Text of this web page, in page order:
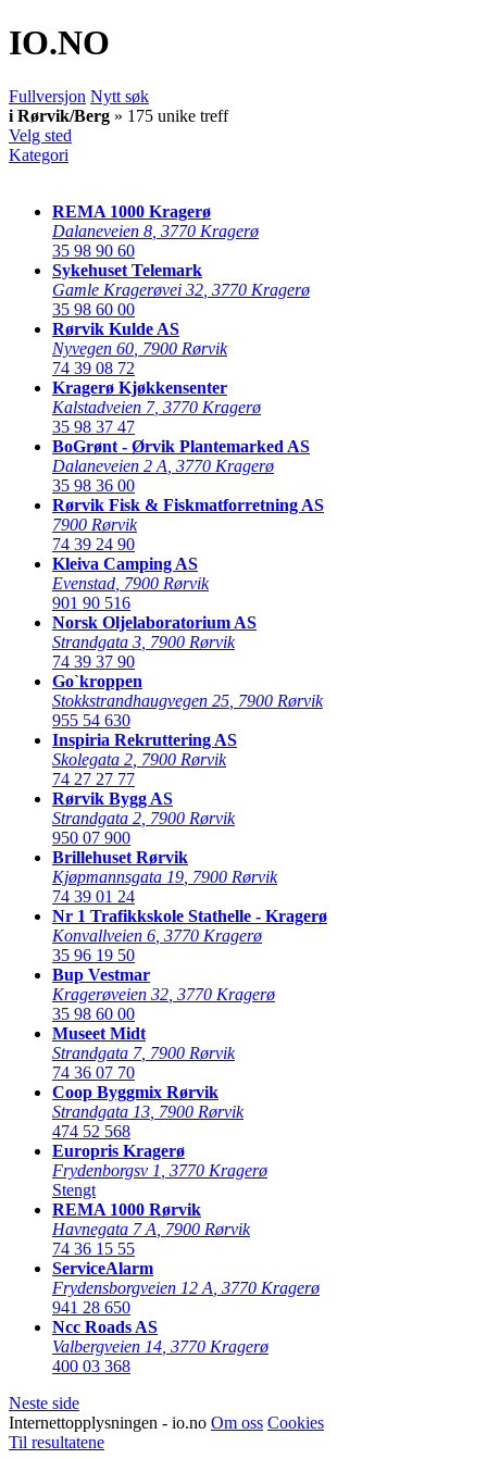
IO.NO
Fullversjon Nytt søk
i Rørvik/Berg » 175 unike treff
Velg sted
Kategori
REMA 1000 Kragerø
Dalaneveien 8 3770 Kragerø
35 98 90 60
Sykehuset Telemark
Gamle Kragerøvei 32 3770 Kragerø
35 98 60 00
Rørvik Kulde AS
Nyvegen 60 7900 Rørvik
74 39 08 72
Kragerø Kjøkkensenter
Kalstadveien 7, 3770 Kragerø
35 98 37 47
BoGrønt - Ørvik Plantemarked AS
Dalaneveien 2 A 3770 Kragerø
35 98 36 00
Rørvik Fisk & Fiskmatforretning AS
7900 Rørvik
74 39 24 90
Kleiva Camping AS
Evenstad 7900 Rørvik
901 90 516
Norsk Oljelaboratorium AS
Strandgata 3 7900 Rørvik
74 39 37 90
Go`kroppen
Stokkstrandhaugvegen 25 7900 Rørvik
955 54 630
Inspiria Rekruttering AS
Skolegata 2 7900 Rørvik
74 27 27 77
Rørvik Bygg AS
Strandgata 2 7900 Rørvik
950 07 900
Brillehuset Rørvik
Kjøpmannsgata 19 7900 Rørvik
74 39 01 24
Nr 1 Trafikkskole Stathelle - Kragerø
Konvallveien 6 3770 Kragerø
35 96 19 50
Bup Vestmar
Kragerøveien 32 3770 Kragerø
35 98 60 00
Museet Midt
Strandgata 7, 7900 Rørvik
74 36 07 70
Coop Byggmix Rørvik
Strandgata 13 7900 Rørvik
474 52 568
Europris Kragerø
Frydenborgsv 1 3770 Kragerø
Stengt
REMA 1000 Rørvik
Havnegata 7 A 7900 Rørvik
74 36 15 55
ServiceAlarm
Frydensborgveien 12 A 3770 Kragerø
941 28 650
Ncc Roads AS
Valbergveien 14 3770 Kragerø
400 03 368
Neste side
Internettopplysningen - io.no Om oss Cookies
Til resultatene